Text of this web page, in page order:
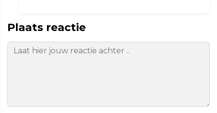
Plaats reactie